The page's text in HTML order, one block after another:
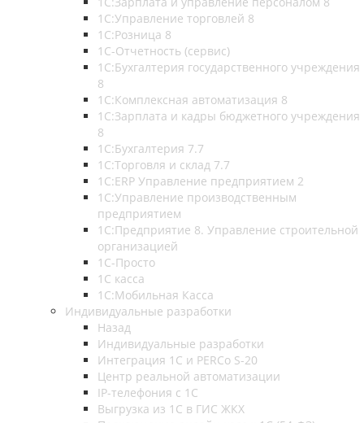
1С:Управление торговлей 8
1С:Розница 8
1С-Отчетность (сервис)
1С:Бухгалтерия государственного учреждения
8
1С:Комплексная автоматизация 8
1С:Зарплата и кадры бюджетного учреждения
8
1С:Бухгалтерия 7.7
1С:Торговля и склад 7.7
1С:ERP Управление предприятием 2
1С:Управление производственным
предприятием
1С:Предприятие 8. Управление строительной
организацией
1С-Просто
1С касса
1С:Мобильная Касса
Индивидуальные разработки
Назад
Индивидуальные разработки
Интеграция 1С и PERCo S-20
Центр реальной автоматизации
IP-телефония с 1С
Выгрузка из 1С в ГИС ЖКХ